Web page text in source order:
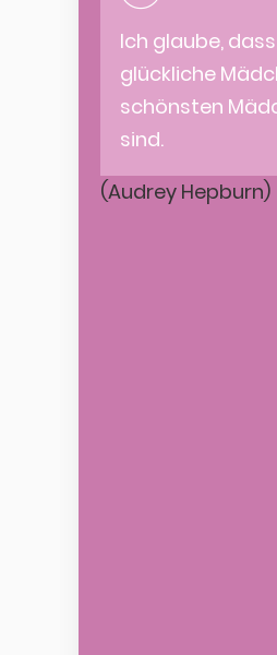
Ich glaube, dass
glückliche
schönsten
sind.
(Audrey Hepburn)